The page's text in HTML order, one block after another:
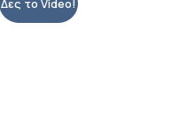
Δες το Video!